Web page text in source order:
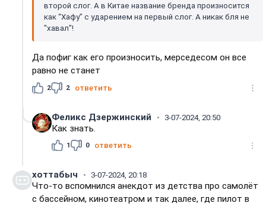
второй слог. А в Китае название бренда произносится
как “Хафу” с ударением на первый слог. А никак бля не
"хавал"!
Да пофиг как его произносить, мерседесом он все
равно не станет
2 2 ответить
Феликс Дзержинский 3-07-2024, 20:50
Как знать.
1 0 ответить
хоттабыч 3-07-2024, 20:18
Что-то вспомнился анекдот из детства про самолёт
с бассейном, кинотеатром и так далее, где пилот в